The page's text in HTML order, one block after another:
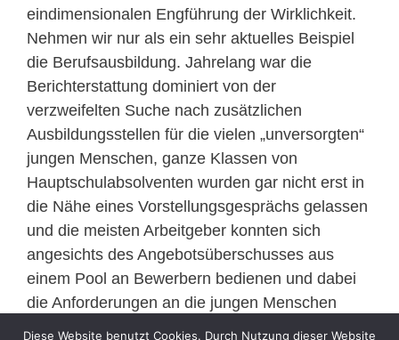
eindimensionalen Engführung der Wirklichkeit.
Nehmen wir nur als ein sehr aktuelles Beispiel
die Berufsausbildung. Jahrelang war die
Berichterstattung dominiert von der
verzweifelten Suche nach zusätzlichen
Ausbildungsstellen für die vielen „unversorgten“
jungen Menschen, ganze Klassen von
Hauptschulabsolventen wurden gar nicht erst in
die Nähe eines Vorstellungsgesprächs gelassen
und die meisten Arbeitgeber konnten sich
angesichts des Angebotsüberschusses aus
einem Pool an Bewerbern bedienen und dabei
die Anforderungen an die jungen Menschen
Diese Website benutzt Cookies. Durch Nutzung dieser Website